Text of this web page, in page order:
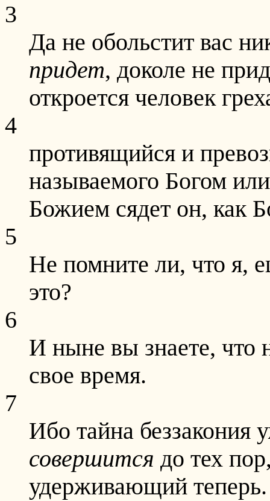
3
Да не обольстит вас
придет, доколе не
откроется человек
4
противящийся и
называемого Богом
Божием сядет он, как
5
Не помните ли, что я,
это?
6
И ныне вы знаете, что
свое время.
7
Ибо тайна беззакония
совершится до тех
удерживающий теперь.